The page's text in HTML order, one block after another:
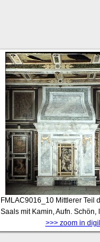
FMLAC9016_10 Mittlerer Teil
Saals mit Kamin, Aufn. Schön,
>>> zoom in